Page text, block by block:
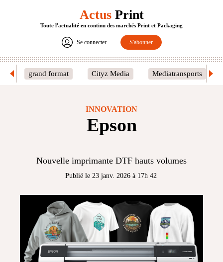
ActusPrint
Toute l'actualité en continu des marchés Print et Packaging
Se connecter S'abonner
grand format Cityz Media Mediatransports
INNOVATION
Epson
Nouvelle imprimante DTF hauts volumes
Publié le 23 janv. 2026 à 17h 42